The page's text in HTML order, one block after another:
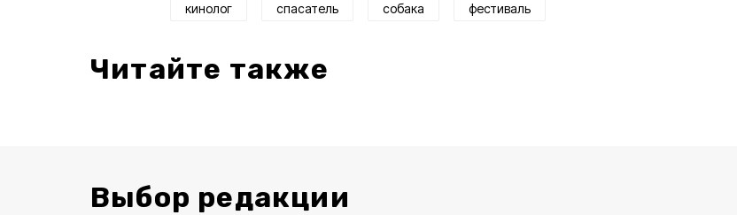
кинолог спасатель собака фестиваль
Читайте также
Выбор редакции